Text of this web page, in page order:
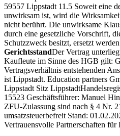
59557 Lippstadt 11.5 Soweit eine
unwirksam ist, wird die
nicht berührt. Die unwirksame
durch eine gesetzliche Vorschrift,
Schutzzweck besitzt, ersetzt
GerichtsstandDer Vertrag
Kaufleute im Sinne des HGB gilt:
Vertragsverhältnis entstehenden
ist Lippstadt. Education partners
Lippstadt Sitz Lippstadt
15523 Geschäftsführer: Manuel
ZFU-Zulassung sind nach § 4 Nr.
umsatzsteuerbefreit Stand:
Vertrauensvolle Partnerschaften